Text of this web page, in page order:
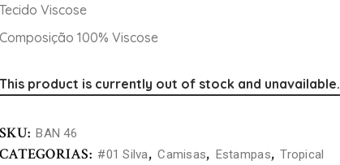
Tecido Viscose
Composição 100% Viscose
This product is currently out of stock and unavailable.
SKU: BAN 46
CATEGORIAS: #01 Silva, Camisas, Estampas, Tropical